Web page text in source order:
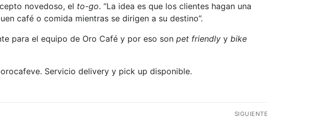
novedoso, el to-go. “La idea es que los clientes hagan una
café o comida mientras se dirigen a su destino”.
para el equipo de Oro Café y por eso son pet friendlyy bike
Servicio delivery y pick up disponible.
SIGUIENTE